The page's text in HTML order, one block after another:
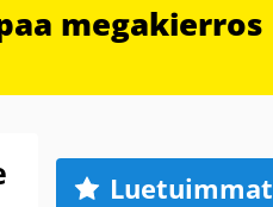
megakierros
Luetuimmat